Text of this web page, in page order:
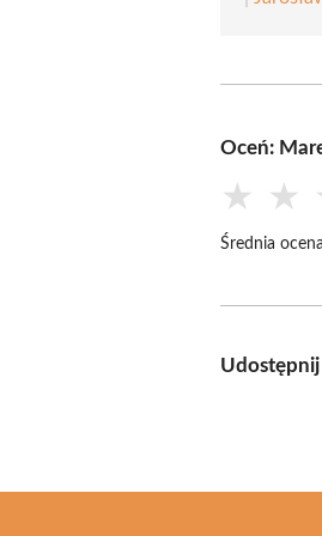
Oceń:
★ ★
Średnia
Udostępnij